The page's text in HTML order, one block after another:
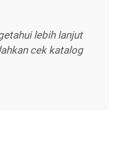
lebih lanjut
cek katalog